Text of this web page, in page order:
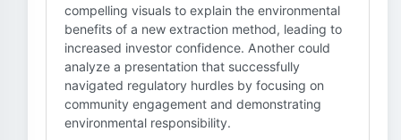
compelling visuals to explain the environmental
benefits of a new extraction method, leading to
increased investor confidence. Another could
analyze a presentation that successfully
navigated regulatory hurdles by focusing on
community engagement and demonstrating
environmental responsibility.